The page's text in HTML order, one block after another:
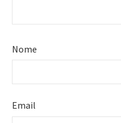
Nome
Email